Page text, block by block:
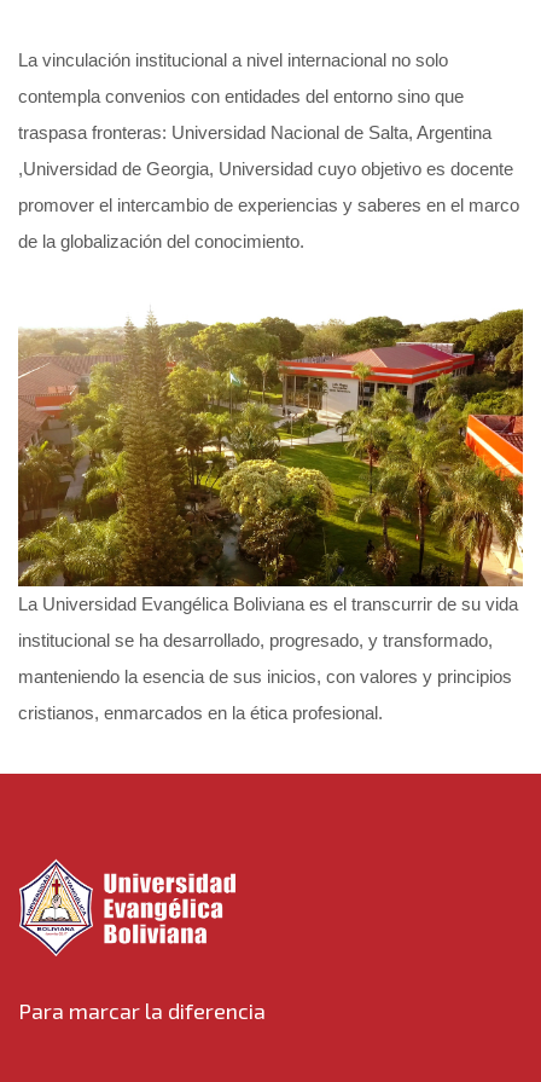
La vinculación institucional a nivel internacional no solo
contempla convenios con entidades del entorno sino que
traspasa fronteras: Universidad Nacional de Salta, Argentina
,Universidad de Georgia, Universidad cuyo objetivo es docente
promover el intercambio de experiencias y saberes en el marco
de la globalización del conocimiento.
La Universidad Evangélica Boliviana es el transcurrir de su vida
institucional se ha desarrollado, progresado, y transformado,
manteniendo la esencia de sus inicios, con valores y principios
cristianos, enmarcados en la ética profesional.
Para marcar la diferencia